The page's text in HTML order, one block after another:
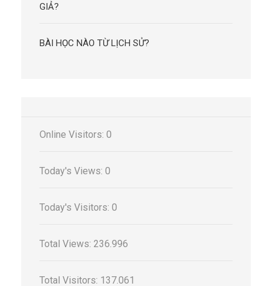
GIẢ?
BÀI HỌC NÀO TỪ LỊCH SỬ?
Online Visitors: 0
Today's Views: 0
Today's Visitors: 0
Total Views: 236.996
Total Visitors: 137.061